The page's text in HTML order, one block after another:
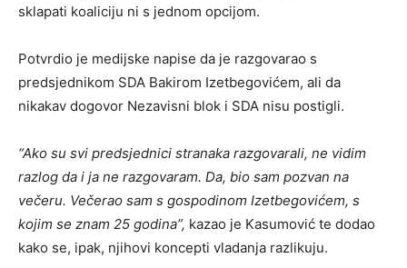
sklapati koaliciju ni s jednom opcijom.
Potvrdio je medijske napise da je razgovarao s
predsjednikom SDA Bakirom Izetbegovićem, ali da
nikakav dogovor Nezavisni blok i SDA nisu postigli.
“Ako su svi predsjednici stranaka razgovarali, ne vidim
razlog da i ja ne razgovaram. Da, bio sam pozvan na
večeru. Večerao sam s gospodinom Izetbegovićem, s
kojim se znam 25 godina”, kazao je Kasumović te dodao
kako se, ipak, njihovi koncepti vladanja razlikuju.